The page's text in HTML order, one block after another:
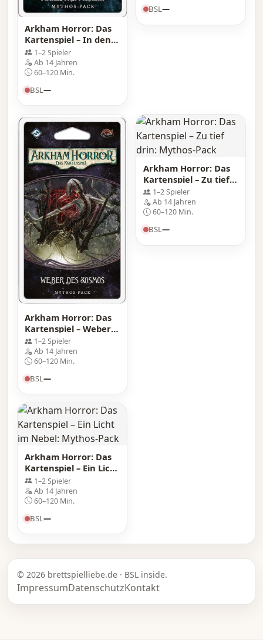
Arkham Horror: Das
Kartenspiel – In den
Mahlstrom hinein:
Mythos Pack
1–2 Spieler
Ab 14 Jahren
60–120 Min.
BSL —
BSL—
Arkham Horror: Das
Kartenspiel – Weber
des Kosmos: Mythos-
Pack
1–2 Spieler
Ab 14 Jahren
60–120 Min.
BSL—
Arkham Horror: Das
Kartenspiel – Zu tief
drin: Mythos-Pack
1–2 Spieler
Ab 14 Jahren
60–120 Min.
BSL—
Arkham Horror: Das
Kartenspiel – Ein Licht
im Nebel: Mythos-
Pack
1–2 Spieler
Ab 14 Jahren
60–120 Min.
BSL —
© 2026 brettspielliebe.de · BSL inside.
ImpressumDatenschutzKontakt